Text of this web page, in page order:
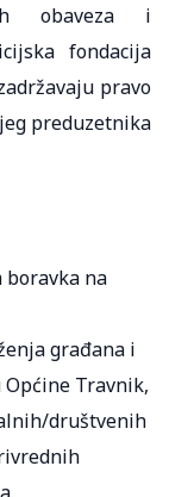
obaveza i
fondacija
pravo
preduzetnika
na
građana i
Travnik,
društvenih